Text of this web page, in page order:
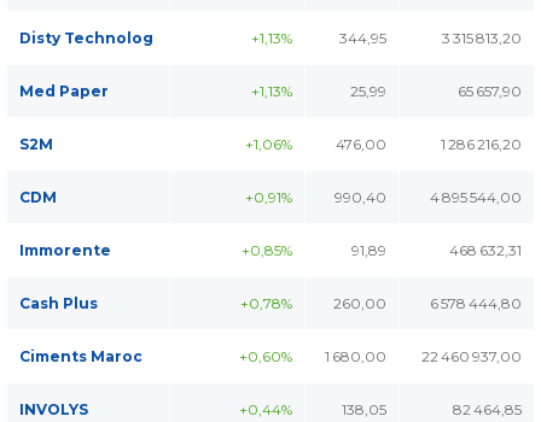
Disty Technolog +1,13% 344,95 3 315 813,20
Med Paper +1,13% 25,99 65 657,90
S2M +1,06% 476,00 1 286 216,20
CDM +0,91% 990,40 4 895 544,00
Immorente +0,85% 91,89 468 632,31
Cash Plus +0,78% 260,00 6 578 444,80
Ciments Maroc +0,60% 1 680,00 22 460 937,00
INVOLYS +0,44% 138,05 82 464,85